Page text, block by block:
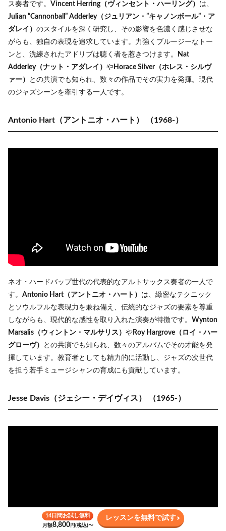
ス奏者です。 Vincent Herring（ヴィンセント・ハーリング） は、
Julian “Cannonball” Adderley（ジュリアン・”キャノンボール”・ア
ダレイ） のスタイルを深く研究し、その影響を色濃く感じさせな
がらも、独自の表現を追求しています。力強くブルージーなトー
ンと、洗練されたアドリブは聴く者を惹きつけます。
Nat
Adderley（ナット・アダレイ） や Horace Silver（ホレス・シルヴ
ァー）
との共演でも知られ、数々の作品でその実力を発揮。現代
のジャズシーンを牽引する一人です。
Antonio Hart（アントニオ・ハート） （1968-）
ネオ・ハードバップ世代の代表的なアルトサックス奏者の一人で
す。 Antonio Hart（アントニオ・ハート） は、緻密なテクニック
とソウルフルな表現力を兼ね備え、伝統的なジャズの要素を尊重
しながらも、現代的な感性を取り入れた演奏が特徴です。 Wynton
Marsalis（ウィントン・マルサリス） や Roy Hargrove（ロイ・ハー
グローヴ）
との共演でも知られ、数々のアルバムでその才能を発
揮しています。教育者としても精力的に活動し、ジャズの次世代
を担う若手ミュージシャンの育成にも貢献しています。
Jesse Davis（ジェシー・デイヴィス） （1965-）
14日間お試し無料
月額8,800円(税込)〜
レッスンを無料で試す